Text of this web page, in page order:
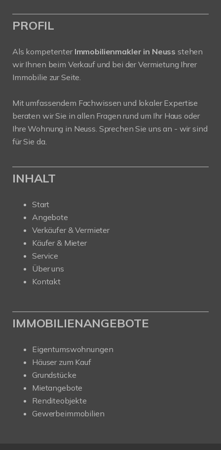
PROFIL
Als kompetenter Immobilienmakler in Neuss stehen
wir Ihnen beim Verkauf und bei der Vermietung Ihrer
Immobilie zur Seite.
Mit umfassendem Fachwissen und lokaler Expertise
beraten wir Sie in allen Fragen rund um Ihr Haus oder
Ihre Wohnung in Neuss. Sprechen Sie uns an - wir sind
für Sie da.
INHALT
Start
Angebote
Verkäufer & Vermieter
Käufer & Mieter
Service
Über uns
Kontakt
IMMOBILIENANGEBOTE
Eigentumswohnungen
Häuser zum Kauf
Grundstücke
Mietangebote
Renditeobjekte
Gewerbeimmobilien